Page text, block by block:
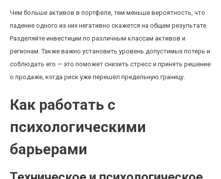
Чем больше активов в портфеле, тем меньше вероятность, что
падение одного из них негативно скажется на общем результате.
Разделяйте инвестиции по различным классам активов и
регионам. Также важно установить уровень допустимых потерь и
соблюдать его — это поможет снизить стресс и принять решение
о продаже, когда риск уже перешёл предельную границу.
Как работать с
психологическими
барьерами